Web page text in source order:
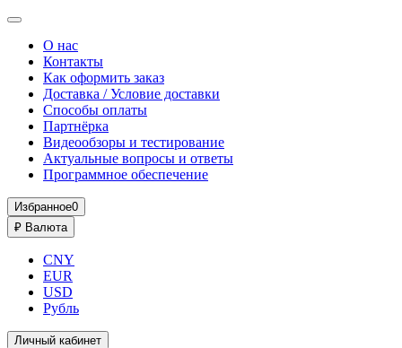
О нас
Контакты
Как оформить заказ
Доставка / Условие доставки
Способы оплаты
Партнёрка
Видеообзоры и тестирование
Актуальные вопросы и ответы
Программное обеспечение
Избранное0
₽ Валюта
CNY
EUR
USD
Рубль
Личный кабинет